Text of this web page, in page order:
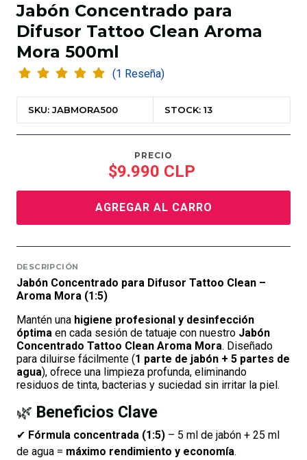
Jabón Concentrado para
Difusor Tattoo Clean Aroma
Mora 500ml
(1 Reseña)
SKU: JABMORA500 STOCK: 13
PRECIO
$9.990 CLP
AGREGAR AL CARRO
DESCRIPCIÓN
Jabón Concentrado para Difusor Tattoo Clean –
Aroma Mora (1:5)
Mantén una higiene profesional y desinfección
óptima en cada sesión de tatuaje con nuestro Jabón
Concentrado Tattoo Clean Aroma Mora. Diseñado
para diluirse fácilmente (1 parte de jabón + 5 partes de
agua), ofrece una limpieza profunda, eliminando
residuos de tinta, bacterias y suciedad sin irritar la piel.
🌿 Beneficios Clave
✔ Fórmula concentrada (1:5) – 5 ml de jabón + 25 ml
de agua = máximo rendimiento y economía.